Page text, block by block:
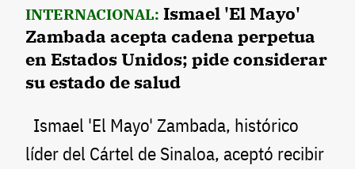
INTERNACIONAL: Ismael 'El Mayo'
Zambada acepta cadena perpetua
en Estados Unidos; pide considerar
su estado de salud
Ismael 'El Mayo' Zambada, histórico
líder del Cártel de Sinaloa, aceptó recibir